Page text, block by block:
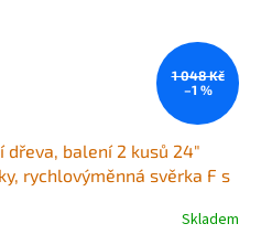
1 048 Kč
–1 %
dřeva, balení 2 kusů 24"
rychlovýměnná svěrka F s
zpracování dřeva a kovůSkladem